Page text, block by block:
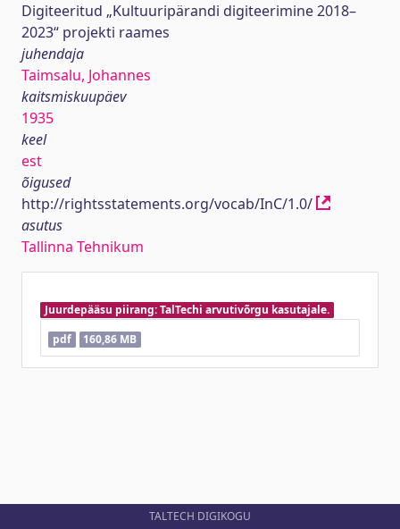
Digiteeritud „Kultuuripärandi digiteerimine 2018–
2023“ projekti raames
juhendaja
Taimsalu, Johannes
kaitsmiskuupäev
1935
keel
est
õigused
http://rightsstatements.org/vocab/InC/1.0/
asutus
Tallinna Tehnikum
Juurdepääsu piirang: TalTechi arvutivõrgu kasutajale.
pdf
160,86 MB
TALTECH DIGIKOGU